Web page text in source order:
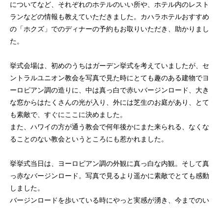
についてなど、それぞれのホテルのいい所や、ホテル内のレスト
ランなどの情報も教えていただきました。カハラホテルおすすめ
の「ホクズ」でのディナーの予約もお取りいただき、助かりまし
た。
挙式会場は、初めのうちはガーデン挙式を考えていましたが、セ
ントラルユニオン教会を写真で見た時にとても趣のある建物でヨ
ーロピアン調の造りに、中は真っ白で赤いバージンロード、大き
な窓からはたくさんの光が入り、外には芝生のお庭があり、とて
も素敵で、すぐにここに決めました。
また、ハワイの方が通う教会で何年後かにまた来られる、なくな
ることのない教会というところにも惹かれました。
挙挙式当日は、ヨーロピアン調の外観に真っ白な内観。そして真
っ赤なバージンロード。写真で見るより遥かに素敵でとても感動
しました。
バージンロードを歩いている時にやっと実感が湧き、今までのい